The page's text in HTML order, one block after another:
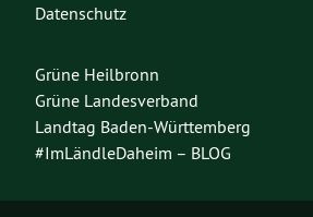
Datenschutz
Grüne Heilbronn
Grüne Landesverband
Landtag Baden-Württemberg
#ImLändleDaheim – BLOG